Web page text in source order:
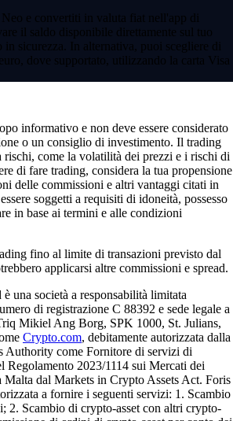
e convertiti in valuta fiat nell'app di
il saldo disponibile direttamente sul tuo
in sicurezza. In alternativa, puoi scegliere di
dove supportato, utilizzando la carta Visa
informativo e non deve essere considerato
o un consiglio di investimento. Il trading
come la volatilità dei prezzi e i rischi di
di fare trading, considera la tua propensione
delle commissioni e altri vantaggi citati in
soggetti a requisiti di idoneità, possesso
in base ai termini e alle condizioni
fino al limite di transazioni previsto dal
applicarsi altre commissioni e spread.
una società a responsabilità limitata
di registrazione C 88392 e sede legale a
Mikiel Ang Borg, SPK 1000, St. Julians,
Crypto.com, debitamente autorizzata dalla
Authority come Fornitore di servizi di
Regolamento 2023/1114 sui Mercati dei
Malta dal Markets in Crypto Assets Act. Foris
a fornire i seguenti servizi: 1. Scambio
2. Scambio di crypto-asset con altri crypto-